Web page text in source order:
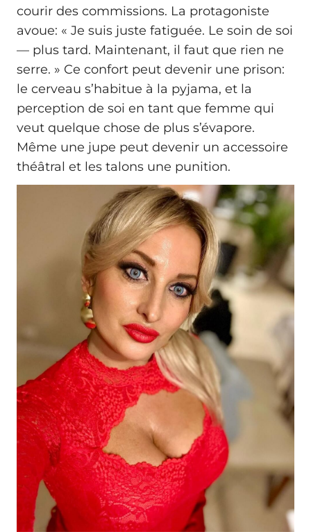
courir des commissions. La protagoniste
avoue: « Je suis juste fatiguée. Le soin de soi
— plus tard. Maintenant, il faut que rien ne
serre. » Ce confort peut devenir une prison:
le cerveau s’habitue à la pyjama, et la
perception de soi en tant que femme qui
veut quelque chose de plus s’évapore.
Même une jupe peut devenir un accessoire
théâtral et les talons une punition.